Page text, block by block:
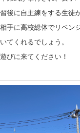
後に自主練をする生徒
手に高校総体でリベン
てくれるでしょう。
びに来てください！